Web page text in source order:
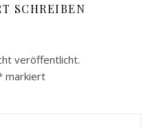
SCHREIBEN
veröffentlicht.
markiert